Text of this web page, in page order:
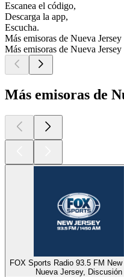
Escanea el código,
Descarga la app,
Escucha.
Más emisoras de Nueva Jersey
Más emisoras de Nueva Jersey
Más emisoras de
FOX Sports Radio 93.5 FM
Nueva Jersey, Discusión